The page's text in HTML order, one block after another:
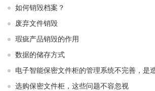
如何销毁档案？
废弃文件销毁
瑕疵产品销毁的作用
数据的储存方式
电子智能保密文件柜的管理系统不完善，是
选购保密文件柜，这些问题不容忽视